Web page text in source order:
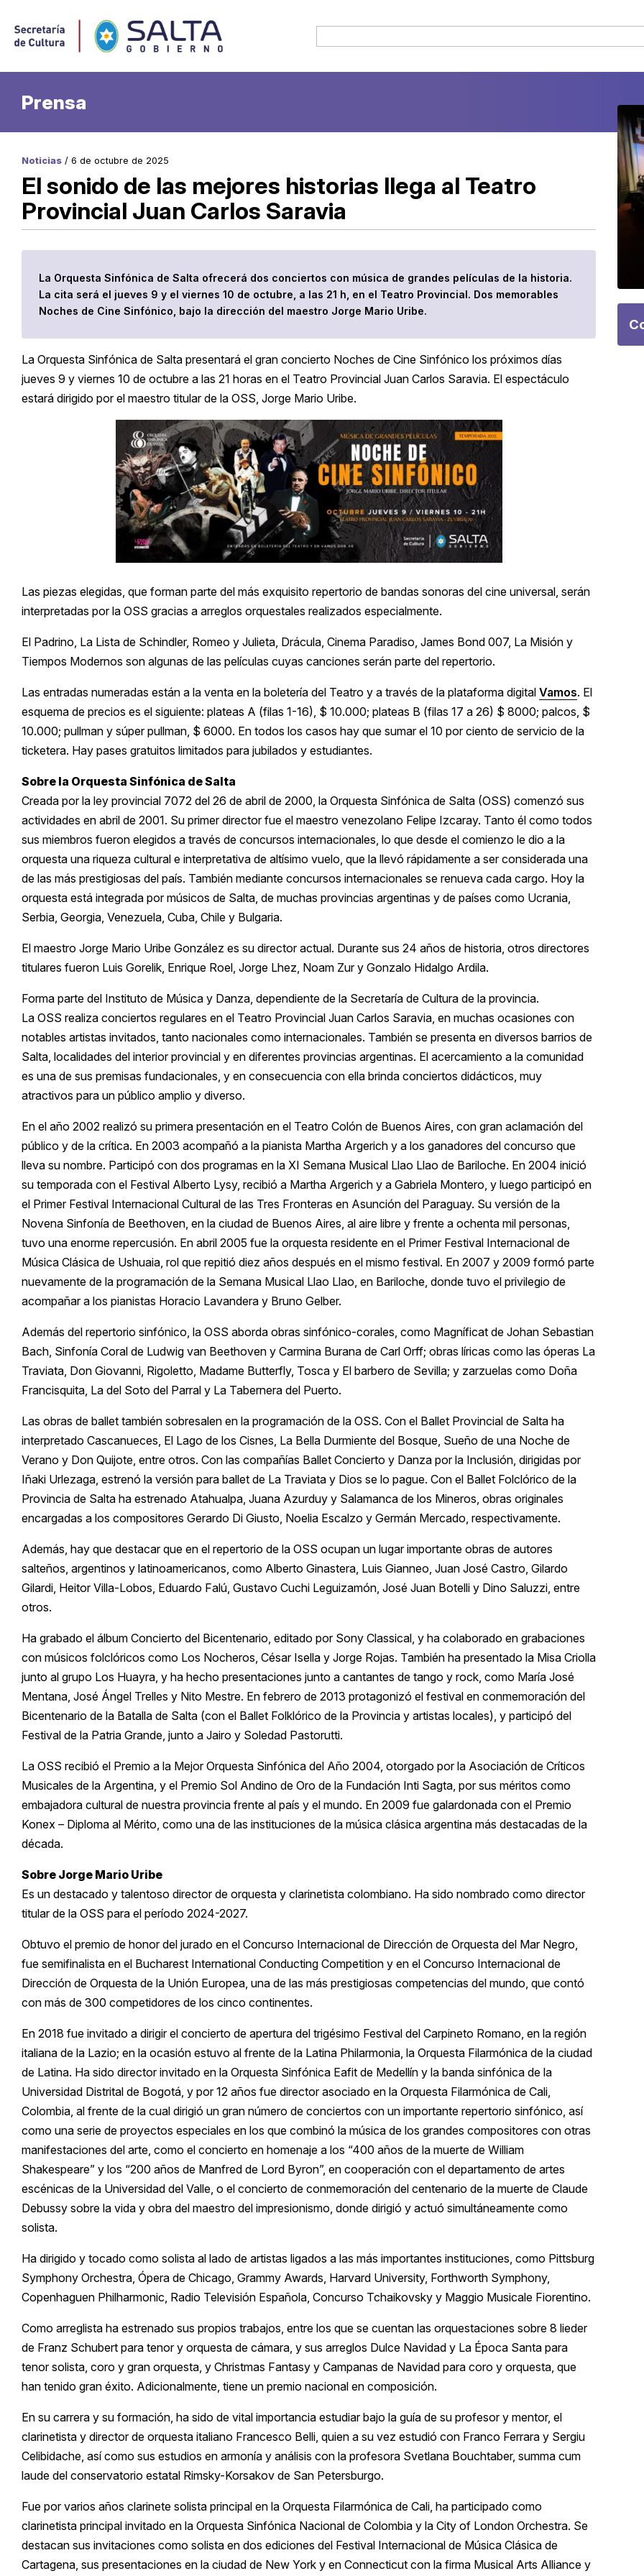
Prensa
Noticias / 6 de octubre de 2025
El sonido de las mejores historias llega al Teatro
Provincial Juan Carlos Saravia
La Orquesta Sinfónica de Salta ofrecerá dos conciertos con música de grandes películas de la historia.
La cita será el jueves 9 y el viernes 10 de octubre, a las 21 h, en el Teatro Provincial. Dos memorables
Noches de Cine Sinfónico, bajo la dirección del maestro Jorge Mario Uribe.
La Orquesta Sinfónica de Salta presentará el gran concierto Noches de Cine Sinfónico los próximos días
jueves 9 y viernes 10 de octubre a las 21 horas en el Teatro Provincial Juan Carlos Saravia. El espectáculo
estará dirigido por el maestro titular de la OSS, Jorge Mario Uribe.
Las piezas elegidas, que forman parte del más exquisito repertorio de bandas sonoras del cine universal, serán
interpretadas por la OSS gracias a arreglos orquestales realizados especialmente.
El Padrino, La Lista de Schindler, Romeo y Julieta, Drácula, Cinema Paradiso, James Bond 007, La Misión y
Tiempos Modernos son algunas de las películas cuyas canciones serán parte del repertorio.
Las entradas numeradas están a la venta en la boletería del Teatro y a través de la plataforma digital Vamos. El
esquema de precios es el siguiente: plateas A (filas 1-16), $ 10.000; plateas B (filas 17 a 26) $ 8000; palcos, $
10.000; pullman y súper pullman, $ 6000. En todos los casos hay que sumar el 10 por ciento de servicio de la
ticketera. Hay pases gratuitos limitados para jubilados y estudiantes.
Sobre la Orquesta Sinfónica de Salta
Creada por la ley provincial 7072 del 26 de abril de 2000, la Orquesta Sinfónica de Salta (OSS) comenzó sus
actividades en abril de 2001. Su primer director fue el maestro venezolano Felipe Izcaray. Tanto él como todos
sus miembros fueron elegidos a través de concursos internacionales, lo que desde el comienzo le dio a la
orquesta una riqueza cultural e interpretativa de altísimo vuelo, que la llevó rápidamente a ser considerada una
de las más prestigiosas del país. También mediante concursos internacionales se renueva cada cargo. Hoy la
orquesta está integrada por músicos de Salta, de muchas provincias argentinas y de países como Ucrania,
Serbia, Georgia, Venezuela, Cuba, Chile y Bulgaria.
El maestro Jorge Mario Uribe González es su director actual. Durante sus 24 años de historia, otros directores
titulares fueron Luis Gorelik, Enrique Roel, Jorge Lhez, Noam Zur y Gonzalo Hidalgo Ardila.
Forma parte del Instituto de Música y Danza, dependiente de la Secretaría de Cultura de la provincia.
La OSS realiza conciertos regulares en el Teatro Provincial Juan Carlos Saravia, en muchas ocasiones con
notables artistas invitados, tanto nacionales como internacionales. También se presenta en diversos barrios de
Salta, localidades del interior provincial y en diferentes provincias argentinas. El acercamiento a la comunidad
es una de sus premisas fundacionales, y en consecuencia con ella brinda conciertos didácticos, muy
atractivos para un público amplio y diverso.
En el año 2002 realizó su primera presentación en el Teatro Colón de Buenos Aires, con gran aclamación del
público y de la crítica. En 2003 acompañó a la pianista Martha Argerich y a los ganadores del concurso que
lleva su nombre. Participó con dos programas en la XI Semana Musical Llao Llao de Bariloche. En 2004 inició
su temporada con el Festival Alberto Lysy, recibió a Martha Argerich y a Gabriela Montero, y luego participó en
el Primer Festival Internacional Cultural de las Tres Fronteras en Asunción del Paraguay. Su versión de la
Novena Sinfonía de Beethoven, en la ciudad de Buenos Aires, al aire libre y frente a ochenta mil personas,
tuvo una enorme repercusión. En abril 2005 fue la orquesta residente en el Primer Festival Internacional de
Música Clásica de Ushuaia, rol que repitió diez años después en el mismo festival. En 2007 y 2009 formó parte
nuevamente de la programación de la Semana Musical Llao Llao, en Bariloche, donde tuvo el privilegio de
acompañar a los pianistas Horacio Lavandera y Bruno Gelber.
Además del repertorio sinfónico, la OSS aborda obras sinfónico-corales, como Magníficat de Johan Sebastian
Bach, Sinfonía Coral de Ludwig van Beethoven y Carmina Burana de Carl Orff; obras líricas como las óperas La
Traviata, Don Giovanni, Rigoletto, Madame Butterfly, Tosca y El barbero de Sevilla; y zarzuelas como Doña
Francisquita, La del Soto del Parral y La Tabernera del Puerto.
Las obras de ballet también sobresalen en la programación de la OSS. Con el Ballet Provincial de Salta ha
interpretado Cascanueces, El Lago de los Cisnes, La Bella Durmiente del Bosque, Sueño de una Noche de
Verano y Don Quijote, entre otros. Con las compañías Ballet Concierto y Danza por la Inclusión, dirigidas por
Iñaki Urlezaga, estrenó la versión para ballet de La Traviata y Dios se lo pague. Con el Ballet Folclórico de la
Provincia de Salta ha estrenado Atahualpa, Juana Azurduy y Salamanca de los Mineros, obras originales
encargadas a los compositores Gerardo Di Giusto, Noelia Escalzo y Germán Mercado, respectivamente.
Además, hay que destacar que en el repertorio de la OSS ocupan un lugar importante obras de autores
salteños, argentinos y latinoamericanos, como Alberto Ginastera, Luis Gianneo, Juan José Castro, Gilardo
Gilardi, Heitor Villa-Lobos, Eduardo Falú, Gustavo Cuchi Leguizamón, José Juan Botelli y Dino Saluzzi, entre
otros.
Ha grabado el álbum Concierto del Bicentenario, editado por Sony Classical, y ha colaborado en grabaciones
con músicos folclóricos como Los Nocheros, César Isella y Jorge Rojas. También ha presentado la Misa Criolla
junto al grupo Los Huayra, y ha hecho presentaciones junto a cantantes de tango y rock, como María José
Mentana, José Ángel Trelles y Nito Mestre. En febrero de 2013 protagonizó el festival en conmemoración del
Bicentenario de la Batalla de Salta (con el Ballet Folklórico de la Provincia y artistas locales), y participó del
Festival de la Patria Grande, junto a Jairo y Soledad Pastorutti.
La OSS recibió el Premio a la Mejor Orquesta Sinfónica del Año 2004, otorgado por la Asociación de Críticos
Musicales de la Argentina, y el Premio Sol Andino de Oro de la Fundación Inti Sagta, por sus méritos como
embajadora cultural de nuestra provincia frente al país y el mundo. En 2009 fue galardonada con el Premio
Konex – Diploma al Mérito, como una de las instituciones de la música clásica argentina más destacadas de la
década.
Sobre Jorge Mario Uribe
Es un destacado y talentoso director de orquesta y clarinetista colombiano. Ha sido nombrado como director
titular de la OSS para el período 2024-2027.
Obtuvo el premio de honor del jurado en el Concurso Internacional de Dirección de Orquesta del Mar Negro,
fue semifinalista en el Bucharest International Conducting Competition y en el Concurso Internacional de
Dirección de Orquesta de la Unión Europea, una de las más prestigiosas competencias del mundo, que contó
con más de 300 competidores de los cinco continentes.
En 2018 fue invitado a dirigir el concierto de apertura del trigésimo Festival del Carpineto Romano, en la región
italiana de la Lazio; en la ocasión estuvo al frente de la Latina Philarmonia, la Orquesta Filarmónica de la ciudad
de Latina. Ha sido director invitado en la Orquesta Sinfónica Eafit de Medellín y la banda sinfónica de la
Universidad Distrital de Bogotá, y por 12 años fue director asociado en la Orquesta Filarmónica de Cali,
Colombia, al frente de la cual dirigió un gran número de conciertos con un importante repertorio sinfónico, así
como una serie de proyectos especiales en los que combinó la música de los grandes compositores con otras
manifestaciones del arte, como el concierto en homenaje a los “400 años de la muerte de William
Shakespeare” y los “200 años de Manfred de Lord Byron”, en cooperación con el departamento de artes
escénicas de la Universidad del Valle, o el concierto de conmemoración del centenario de la muerte de Claude
Debussy sobre la vida y obra del maestro del impresionismo, donde dirigió y actuó simultáneamente como
solista.
Ha dirigido y tocado como solista al lado de artistas ligados a las más importantes instituciones, como Pittsburg
Symphony Orchestra, Ópera de Chicago, Grammy Awards, Harvard University, Forthworth Symphony,
Copenhaguen Philharmonic, Radio Televisión Española, Concurso Tchaikovsky y Maggio Musicale Fiorentino.
Como arreglista ha estrenado sus propios trabajos, entre los que se cuentan las orquestaciones sobre 8 lieder
de Franz Schubert para tenor y orquesta de cámara, y sus arreglos Dulce Navidad y La Época Santa para
tenor solista, coro y gran orquesta, y Christmas Fantasy y Campanas de Navidad para coro y orquesta, que
han tenido gran éxito. Adicionalmente, tiene un premio nacional en composición.
En su carrera y su formación, ha sido de vital importancia estudiar bajo la guía de su profesor y mentor, el
clarinetista y director de orquesta italiano Francesco Belli, quien a su vez estudió con Franco Ferrara y Sergiu
Celibidache, así como sus estudios en armonía y análisis con la profesora Svetlana Bouchtaber, summa cum
laude del conservatorio estatal Rimsky-Korsakov de San Petersburgo.
Fue por varios años clarinete solista principal en la Orquesta Filarmónica de Cali, ha participado como
clarinetista principal invitado en la Orquesta Sinfónica Nacional de Colombia y la City of London Orchestra. Se
destacan sus invitaciones como solista en dos ediciones del Festival Internacional de Música Clásica de
Cartagena, sus presentaciones en la ciudad de New York y en Connecticut con la firma Musical Arts Alliance y